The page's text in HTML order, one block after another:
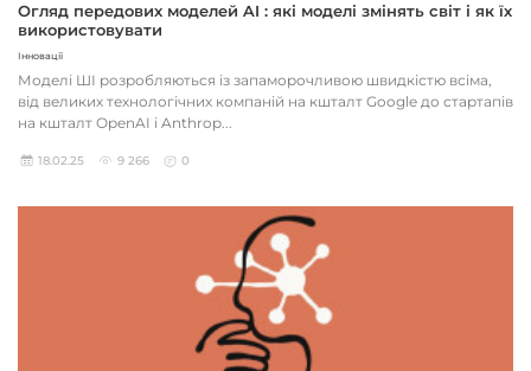
Огляд передових моделей AI : які моделі змінять світ і як їх
використовувати
Інновації
Моделі ШІ розробляються із запаморочливою швидкістю всіма,
від великих технологічних компаній на кшталт Google до стартапів
на кшталт OpenAI і Anthrop...
18.02.25 9 266 0